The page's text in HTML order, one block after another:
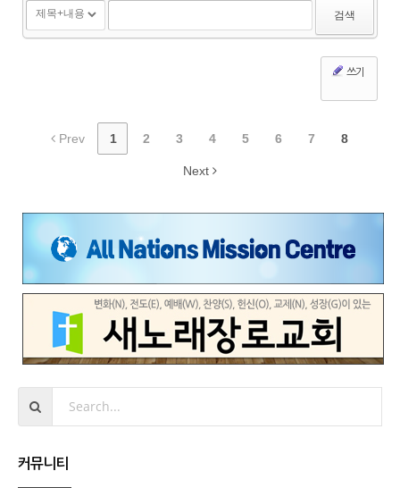
검색
쓰기
Prev 1 2 3 4 5 6 7 8
Next
커뮤니티